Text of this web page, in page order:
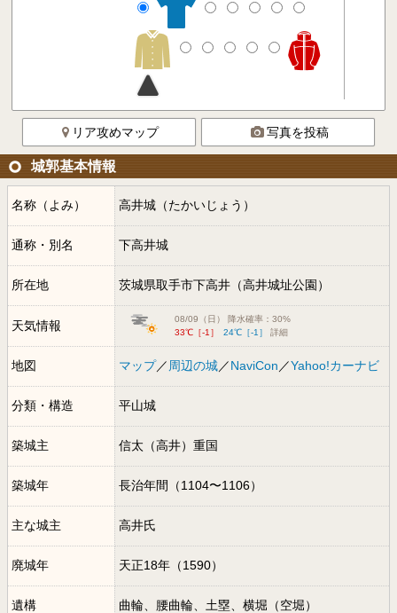
リア攻めマップ 写真を投稿
城郭基本情報
名称（よみ） 高井城（たかいじょう）
通称・別名 下高井城
所在地 茨城県取手市下高井（高井城址公園）
天気情報
08/09（日） 降水確率：30%
33℃［-1］
24℃［-1］ 詳細
地図 マップ／ 周辺の城／NaviCon ／Yahoo!カーナビ
分類・構造 平山城
築城主 信太（高井）重国
築城年 長治年間（1104〜1106）
主な城主 高井氏
廃城年 天正18年（1590）
遺構 曲輪、腰曲輪、土塁、横堀（空堀）